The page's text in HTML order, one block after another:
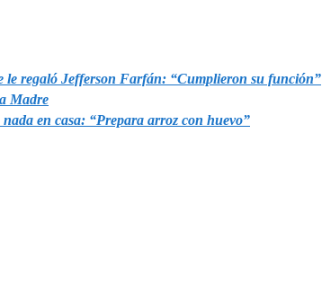
le regaló Jefferson Farfán: “Cumplieron su función”
Madre
en casa: “Prepara arroz con huevo”